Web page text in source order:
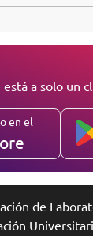
a solo un
en el
de